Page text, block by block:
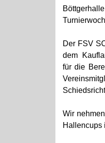
Der FSV
dem
für die
Wir
Hallencups